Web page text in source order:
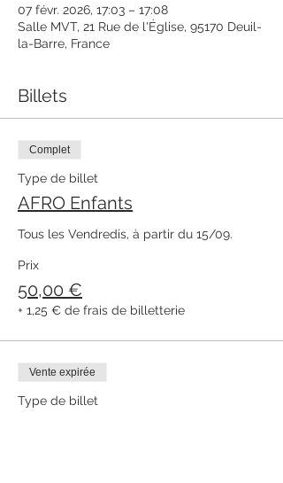
07 févr. 2026, 17:03 – 17:08
Salle MVT, 21 Rue de l'Église, 95170 Deuil-
la-Barre, France
Billets
Complet
Type de billet
AFRO Enfants
Tous les Vendredis, à partir du 15/09.
Prix
50,00 €
+ 1,25 € de frais de billetterie
Vente expirée
Type de billet